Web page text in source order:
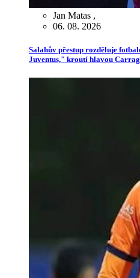
Jan Matas ,
06. 08. 2026
Salahův přestup rozděluje
Juventus," kroutí hlavou